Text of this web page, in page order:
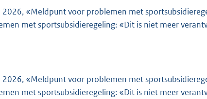
2026, «Meldpunt voor problemen met
met sportsubsidieregeling: «Dit is niet meer
2026, «Meldpunt voor problemen met
met sportsubsidieregeling: «Dit is niet meer